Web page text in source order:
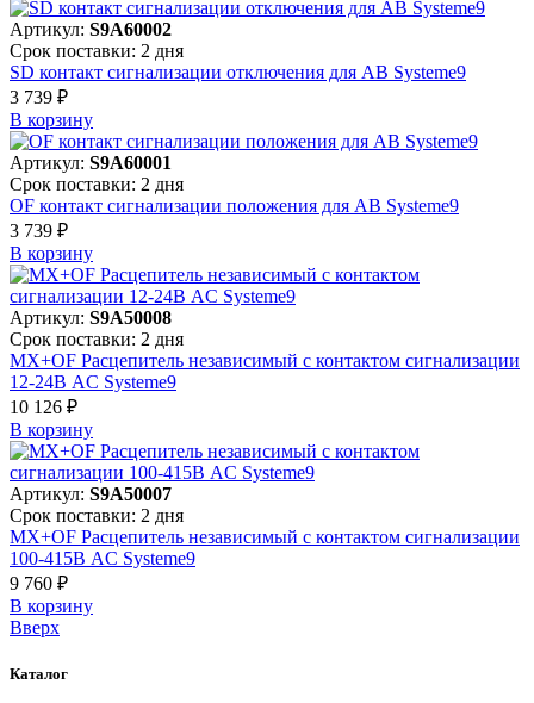
Артикул: S9A60002
Срок поставки: 2 дня
SD контакт сигнализации отключения для АВ Systeme9
3 739 ₽
В корзинy
Артикул: S9A60001
Срок поставки: 2 дня
OF контакт сигнализации положения для АВ Systeme9
3 739 ₽
В корзинy
Артикул: S9A50008
Срок поставки: 2 дня
MX+OF Расцепитель независимый с контактом сигнализации
12-24В AC Systeme9
10 126 ₽
В корзинy
Артикул: S9A50007
Срок поставки: 2 дня
MX+OF Расцепитель независимый с контактом сигнализации
100-415В AC Systeme9
9 760 ₽
В корзинy
Вверх
Каталог